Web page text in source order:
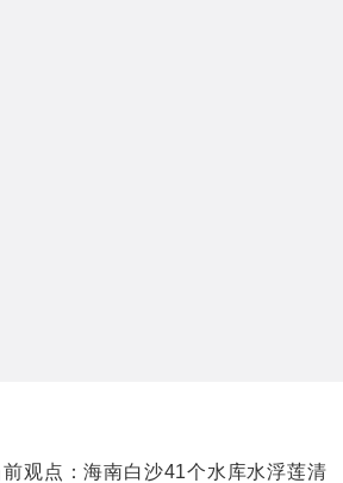
前观点：海南白沙41个水库水浮莲清